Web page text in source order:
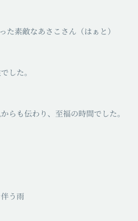
素敵なあさこさん（はぁと）
した。
らも伝わり、至福の時間でした。
う雨